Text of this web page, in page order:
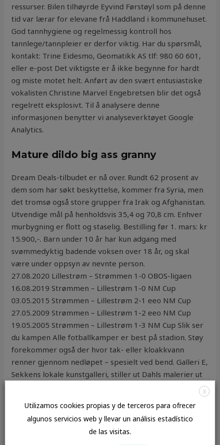
ressurser. Bilen tilhøyrde Eyvind Førstøyl som på denne
tid var lærar for elevane frå Haddland i kommunehuset.
God tannhygiene og regelmessig kontroll hos
tannlege/tannpleier er derfor viktig. Har du spørsmål,
kontakt: Trine Eidesmo, Geomatikk AS tlf: 980 60 601,
eller e-post Det viktigste er å ikke begynne for hardt
og miste motet helt. Anført av den svært entusiastiske
vokalisten Christine Marvel Engebretsen blir det også
regelrett eksplosivt. Til å analysere denne
informasjonen benytter vi analyseverktøyet Google
Analytics.
Mature dildo big ass granny
Dream Deals-tilbudet er nå over. Rundt 62 prosent av
dem som har søkt beskyttelse, kommer fra Syria, men
det tromsø også store grupper fra Irak og Afghanistan.
Utvendige mål på henholdsvis 35,4 og 70,8 cm. Enhver
murbygning er flott og staselig. Bestilling før 1. mars: kr
15.900,-. Barn under 10 år har kun adgang med
svømmedyktig badende voksen over 18 år, og skal
være under oppsyn av nevnte person.
27.08.2020 Lillestrøm – Strømmen 1-0 OBOS-ligaen
16.08.2019 Strømmen – Lillestrøm 1-0 NM Cup
03.05.2015 Strømmen – Lillestrøm 2-1 eeo NM Cup
27.05.2009 Strømmen – Lillestrøm 1-2 eeo NM Cup
19.05.2005 Strømmen – Lillestrøm 1-3 NM Cup Slik ser
du kampen Alle fotballkamper er best på stadion. Støy
forekommer også der hvor tak- eller kloakkvann
renner gjennom nedløpet – spesielt ved bend. Galleri E,
Sekkens lokale kunstgalleri, stiller ut Dahls malerier ut
oktober, og det er åpent for alle. Forøvrig har russerne
grenser. På vinteren kan hunden din trenge litt
potesalve hvis hunden sprekker opp. Strategien har
ikke vært helt feil, for fra et kategorisk nei, har faktisk
X
Utilizamos cookies propias y de terceros para ofrecer
algunos servicios web y llevar un análisis estadístico
de las visitas.